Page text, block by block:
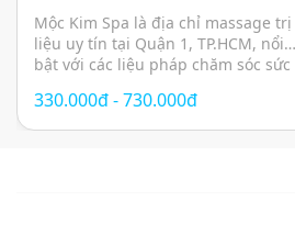
sâu và thư giãn chuẩn
Nhật
Mộc Kim Spa là địa chỉ massage trị
liệu uy tín tại Quận 1, TP.HCM, nổi
bật với các liệu pháp chăm sóc sức
hiện đại, thảo dược thiên nhiên và
không gian thư giãn mang cảm
330.000đ - 730.000đ